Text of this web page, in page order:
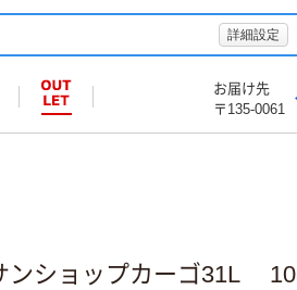
詳細設定
お届け先
〒135-0061
ショップカーゴ31L